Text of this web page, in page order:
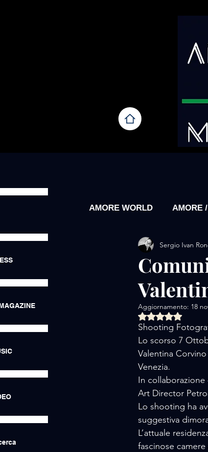
AMORE WORLD AMORE
AMORE / EXHIBITIONS
AMORE / LUXURY LIFE
AMORE / HOTEL
Sergio Ivan
Aggiornamento: 18
Valutazione
Shooting
Lo scorso 7
Valentina
Venezia.
In collaborazione
Art Director
Lo shooting ha
suggestiva
L’attuale
fascinose